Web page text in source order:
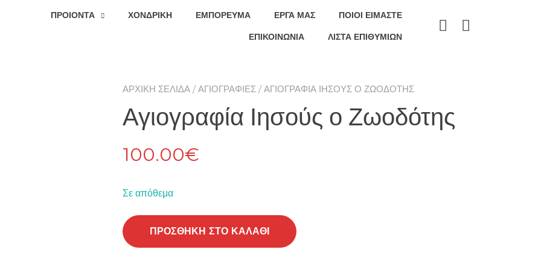
ΠΡΟΙΟΝΤΑ ΧΟΝΔΡΙΚΉ ΕΜΠΌΡΕΥΜΑ ΕΡΓΑ ΜΑΣ
ΠΟΙΟΊ ΕΊΜΑΣΤΕ
ΕΠΙΚΟΙΝΩΝΊΑ
ΛΊΣΤΑ ΕΠΙΘΥΜΙΏΝ
ΑΡΧΙΚΉ ΣΕΛΊΔΑ /ΑΓΙΟΓΡΑΦΊΕΣ / ΑΓΙΟΓΡΑΦΊΑ ΙΗΣΟΎΣ Ο ΖΩΟΔΌΤΗΣ
Αγιογραφία Ιησούς ο Ζωοδότης
100.00€
Σε απόθεμα
ΠΡΟΣΘΉΚΗ ΣΤΟ ΚΑΛΆΘΙ